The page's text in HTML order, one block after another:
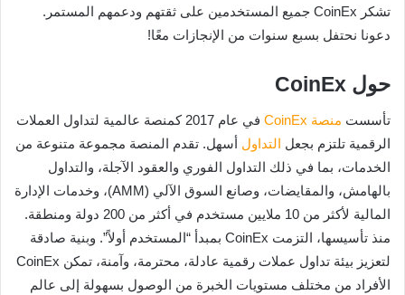
تشكر CoinEx جميع المستخدمين على ثقتهم ودعمهم المستمر.
دعونا نحتفل بسبع سنوات من الإنجازات معًا!
حول CoinEx
تأسست منصة CoinEx
في عام 2017 كمنصة عالمية لتداول العملات
الرقمية تلتزم بجعل التداول أسهل. تقدم المنصة مجموعة متنوعة من
الخدمات، بما في ذلك التداول الفوري والعقود الآجلة، والتداول
بالهامش، والمقايضات، وصانع السوق الآلي (AMM)، وخدمات الإدارة
المالية لأكثر من 10 ملايين مستخدم في أكثر من 200 دولة ومنطقة.
منذ تأسيسها، التزمت CoinEx بمبدأ “المستخدم أولاً”. وبنية صادقة
لتعزيز بيئة تداول عملات رقمية عادلة، محترمة، وآمنة، تمكن CoinEx
الأفراد من مختلف مستويات الخبرة من الوصول بسهولة إلى عالم